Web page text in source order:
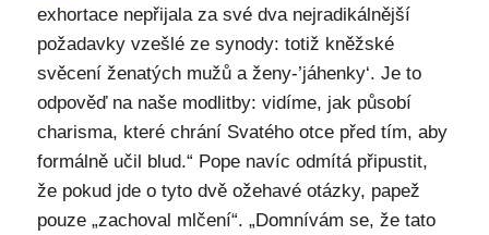
exhortace nepřijala za své dva nejradikálnější
požadavky vzešlé ze synody: totiž kněžské
svěcení ženatých mužů a ženy-’jáhenky‘. Je to
odpověď na naše modlitby: vidíme, jak působí
charisma, které chrání Svatého otce před tím, aby
formálně učil blud.“ Pope navíc odmítá připustit,
že pokud jde o tyto dvě ožehavé otázky, papež
pouze „zachoval mlčení“. „Domnívám se, že tato